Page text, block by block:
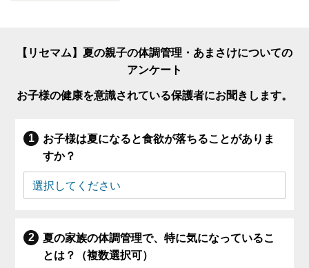
【リセマム】夏の親子の体調管理・あまさけについての
アンケート
お子様の健康を意識されている保護者にお聞きします。
お子様は夏になると食欲が落ちることがありま
すか？
夏の家族の体調管理で、特に気になっているこ
とは？（複数選択可）